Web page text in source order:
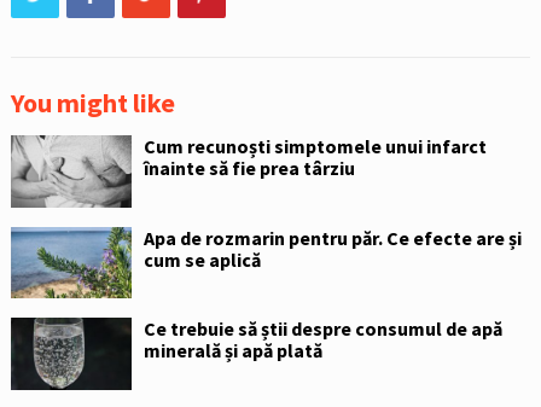
You might like
Cum recunoști simptomele unui infarct
înainte să fie prea târziu
Apa de rozmarin pentru păr. Ce efecte are și
cum se aplică
Ce trebuie să știi despre consumul de apă
minerală și apă plată